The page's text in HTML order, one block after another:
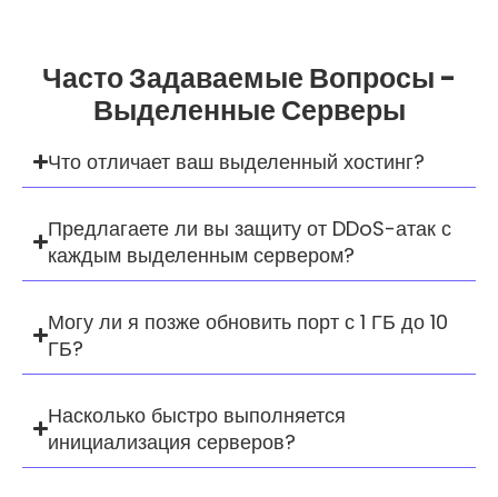
Часто Задаваемые Вопросы -
Выделенные Серверы
Что отличает ваш выделенный хостинг?
Предлагаете ли вы защиту от DDoS-атак с
каждым выделенным сервером?
Могу ли я позже обновить порт с 1 ГБ до 10
ГБ?
Насколько быстро выполняется
инициализация серверов?